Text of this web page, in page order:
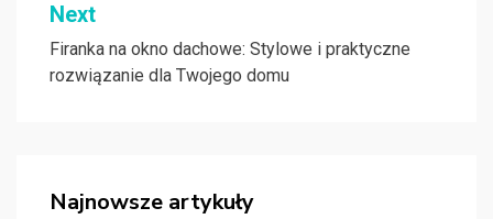
Next
Firanka na okno dachowe: Stylowe i praktyczne
rozwiązanie dla Twojego domu
Najnowsze artykuły